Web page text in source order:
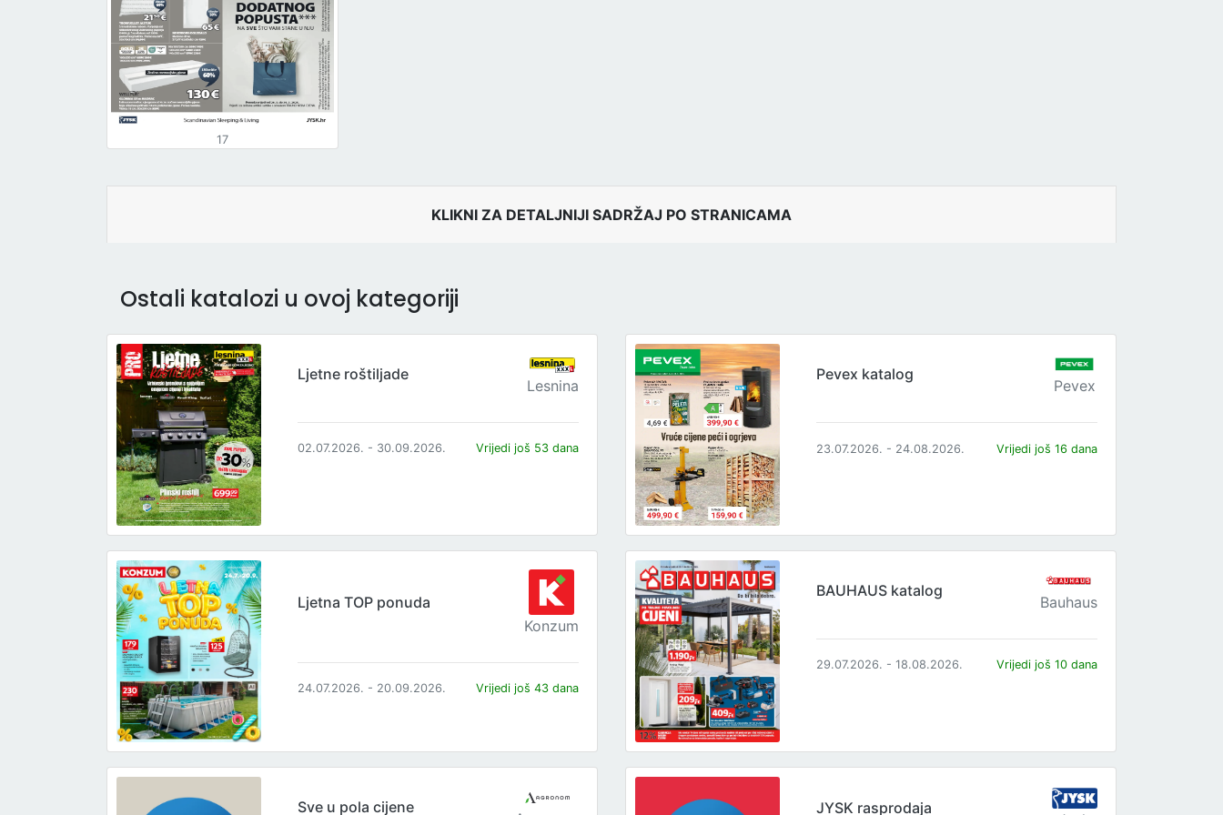
17
KLIKNI ZA DETALJNIJI SADRŽAJ PO STRANICAMA
Ostali katalozi u ovoj kategoriji
Ljetne roštiljade
Lesnina
02.07.2026. - 30.09.2026. Vrijedi još 53 dana
Pevex katalog
Pevex
23.07.2026. - 24.08.2026. Vrijedi još 16 dana
Ljetna TOP ponuda
Konzum
24.07.2026. - 20.09.2026. Vrijedi još 43 dana
BAUHAUS katalog
Bauhaus
29.07.2026. - 18.08.2026. Vrijedi još 10 dana
Sve u pola cijene JYSK rasprodaja